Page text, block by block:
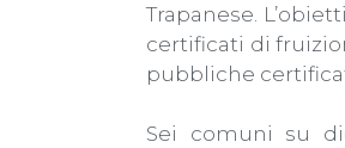
Trapanese.
certificati di
pubbliche
Sei comuni su